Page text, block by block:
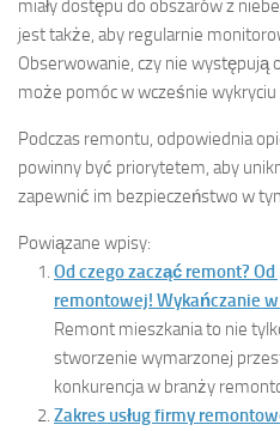
miały dostępu do obszarów z
jest także, aby regularnie
Obserwowanie, czy nie występują
może pomóc w wcześnie
Podczas remontu, odpowiednia
powinny być priorytetem, aby
zapewnić im bezpieczeństwo w
Powiązane wpisy:
Od czego zacząć remont?
remontowej! Wykańczanie
Remont mieszkania to nie
stworzenie wymarzonej
konkurencja w branży
Zakres usług firmy